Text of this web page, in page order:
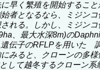
早く繁殖を開始するこ
者となるなら、ミジン
れる。しかし、ミジン
、最大水深8m)の
伝子のRFLPを用いた
みると、クローンの多
て越冬するクローン